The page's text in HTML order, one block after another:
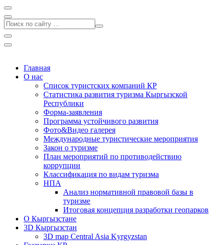
Главная
О нас
Список туристских компаний КР
Статистика развития туризма Кыргызской
Республики
Форма-заявления
Программа устойчивого развития
Фото&Видео галерея
Международные туристические мероприятия
Закон о туризме
План мероприятий по противодействию
коррупции
Классификация по видам туризма
НПА
Анализ нормативной правовой базы в
туризме
Итоговая концепция разработки геопарков
О Кыргызстане
3D Кыргызстан
3D map Central Asia Kyrgyzstan